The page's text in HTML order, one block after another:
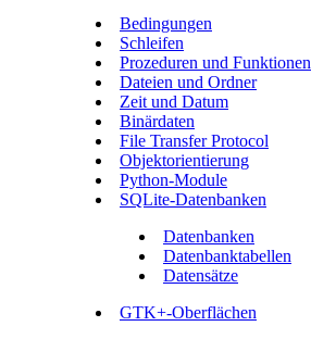
Bedingungen
Schleifen
Prozeduren und Funktionen
Dateien und Ordner
Zeit und Datum
Binärdaten
File Transfer Protocol
Objektorientierung
Python-Module
SQLite-Datenbanken
Datenbanken
Datenbanktabellen
Datensätze
GTK+-Oberflächen